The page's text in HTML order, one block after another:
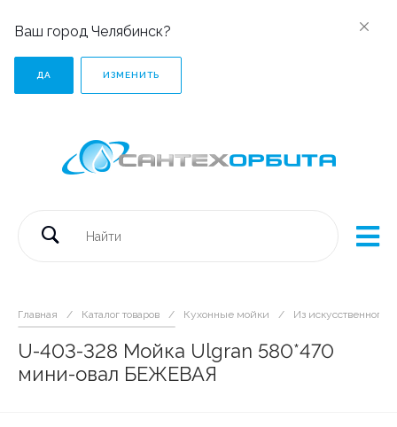
Ваш город Челябинск?
ДА ИЗМЕНИТЬ
Главная / Каталог товаров / Кухонные мойки / Из искусственного
U-403-328 Мойка Ulgran 580*470
мини-овал БЕЖЕВАЯ